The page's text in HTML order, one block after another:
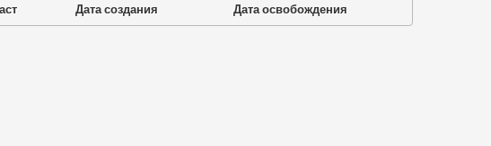
Дата создания Дата освобождения